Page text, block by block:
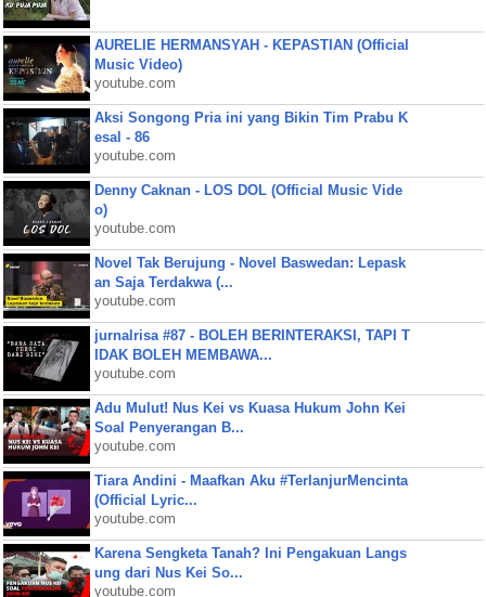
AURELIE HERMANSYAH - KEPASTIAN (Official
Music Video)
youtube.com
Aksi Songong Pria ini yang Bikin Tim Prabu K
esal - 86
youtube.com
Denny Caknan - LOS DOL (Official Music Vide
o)
youtube.com
Novel Tak Berujung - Novel Baswedan: Lepask
an Saja Terdakwa (...
youtube.com
jurnalrisa #87 - BOLEH BERINTERAKSI, TAPI T
IDAK BOLEH MEMBAWA...
youtube.com
Adu Mulut! Nus Kei vs Kuasa Hukum John Kei
Soal Penyerangan B...
youtube.com
Tiara Andini - Maafkan Aku #TerlanjurMencinta
(Official Lyric...
youtube.com
Karena Sengketa Tanah? Ini Pengakuan Langs
ung dari Nus Kei So...
youtube.com